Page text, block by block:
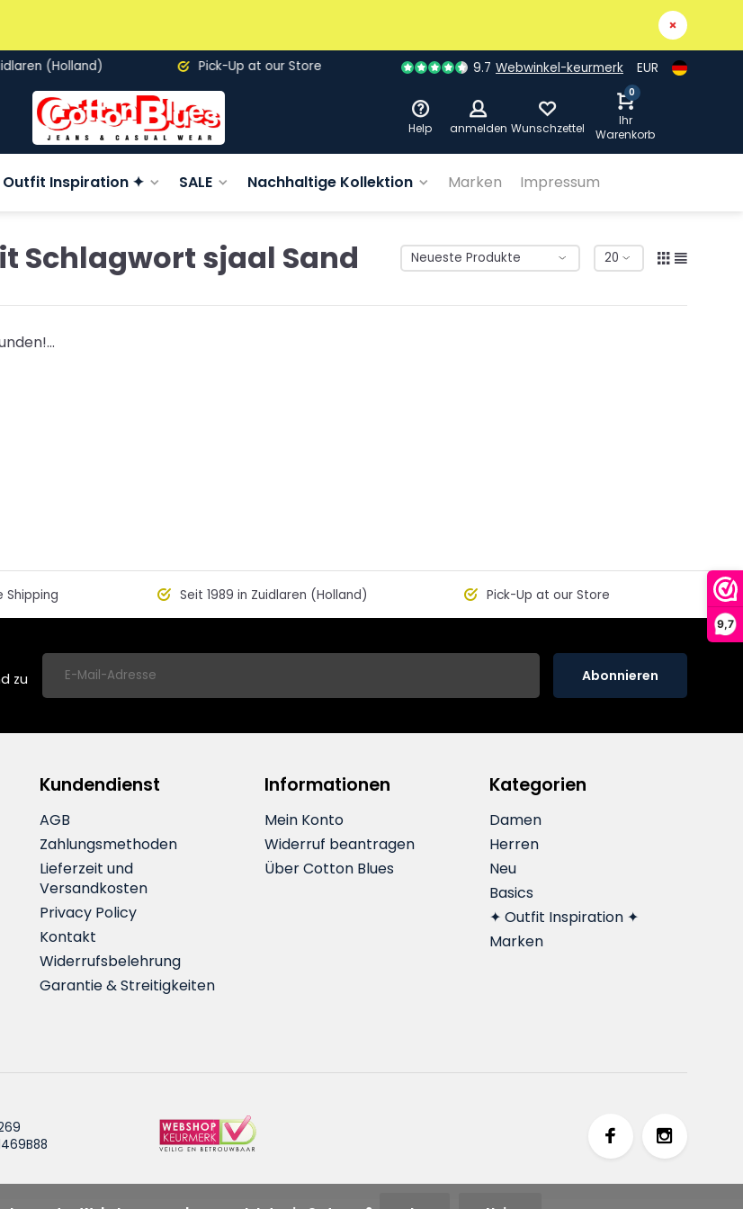
9,7
(Holland) Pick-Up at our Store 9.7 Webwinkel-keurmerk EUR
Help anmelden Wunschzettel
0
Ihr
Warenkorb
Inspiration ✦ SALE Nachhaltige Kollektion Marken Impressum
Schlagwort sjaal Sand
Shipping Seit 1989 in Zuidlaren (Holland) Pick-Up at our Store
zu
Abonnieren
Kundendienst
AGB
Zahlungsmethoden
Lieferzeit und
Versandkosten
Privacy Policy
Kontakt
Widerrufsbelehrung
Garantie & Streitigkeiten
Informationen
Mein Konto
Widerruf beantragen
Über Cotton Blues
Kategorien
Damen
Herren
Neu
Basics
✦ Outfit Inspiration ✦
Marken